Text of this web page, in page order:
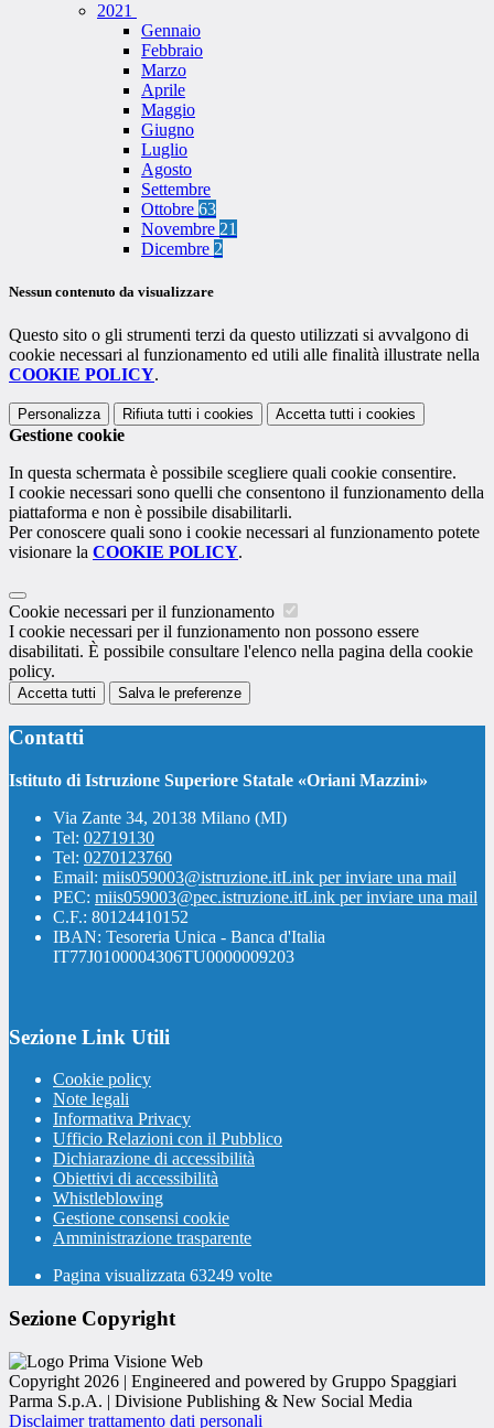
2021
Gennaio
Febbraio
Marzo
Aprile
Maggio
Giugno
Luglio
Agosto
Settembre
Ottobre 63
Novembre 21
Dicembre 2
Nessun contenuto da visualizzare
Questo sito o gli strumenti terzi da questo utilizzati si avvalgono di
cookie necessari al funzionamento ed utili alle finalità illustrate nella
COOKIE POLICY.
Personalizza Rifiuta tutti i cookies Accetta tutti i cookies
Gestione cookie
In questa schermata è possibile scegliere quali cookie consentire.
I cookie necessari sono quelli che consentono il funzionamento della
piattaforma e non è possibile disabilitarli.
Per conoscere quali sono i cookie necessari al funzionamento potete
visionare la COOKIE POLICY.
Cookie necessari per il funzionamento
I cookie necessari per il funzionamento non possono essere
disabilitati. È possibile consultare l'elenco nella pagina della cookie
policy.
Accetta tutti Salva le preferenze
Contatti
Istituto di Istruzione Superiore Statale «Oriani Mazzini»
Via Zante 34, 20138 Milano (MI)
Tel: 02719130
Tel: 0270123760
Email: miis059003@istruzione.itLink per inviare una mail
PEC: miis059003@pec.istruzione.itLink per inviare una mail
C.F.: 80124410152
IBAN: Tesoreria Unica - Banca d'Italia
IT77J0100004306TU0000009203
Sezione Link Utili
Cookie policy
Note legali
Informativa Privacy
Ufficio Relazioni con il Pubblico
Dichiarazione di accessibilità
Obiettivi di accessibilità
Whistleblowing
Gestione consensi cookie
Amministrazione trasparente
Pagina visualizzata 63249 volte
Sezione Copyright
Copyright 2026 | Engineered and powered by Gruppo Spaggiari
Parma S.p.A. | Divisione Publishing & New Social Media
Disclaimer trattamento dati personali